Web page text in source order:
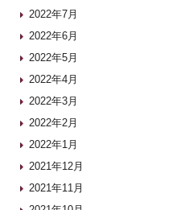
2022年7月
2022年6月
2022年5月
2022年4月
2022年3月
2022年2月
2022年1月
2021年12月
2021年11月